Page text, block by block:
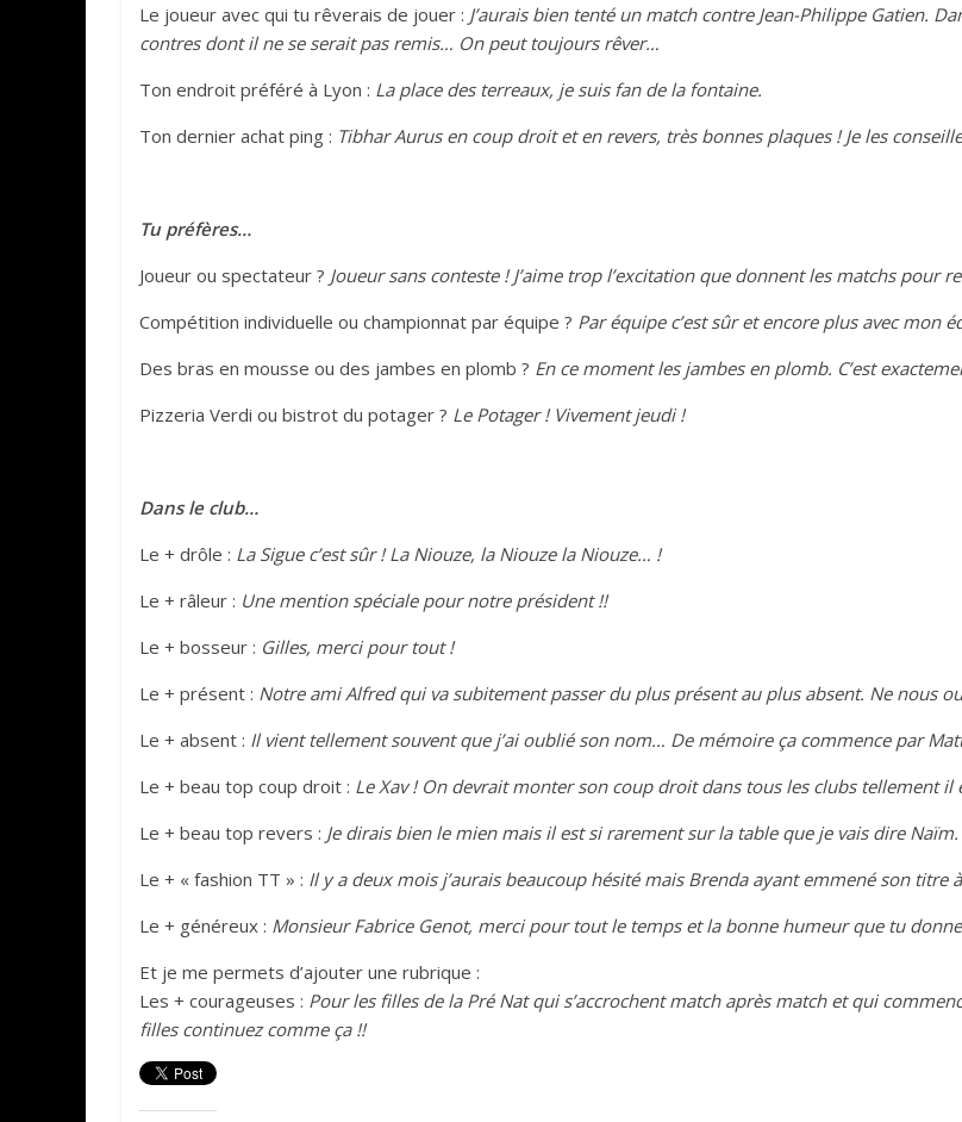
Le joueur avec qui tu rêverais de jouer : J’aurais bien tenté un match contre Jean-Philippe Gatien.
contres dont il ne se serait pas remis… On peut toujours rêver…
Ton endroit préféré à Lyon : La place des terreaux, je suis fan de la fontaine.
Ton dernier achat ping : Tibhar Aurus en coup droit et en revers, très bonnes plaques ! Je les
Tu préfères…
Joueur ou spectateur ? Joueur sans conteste ! J’aime trop l’excitation que donnent les matchs pour
Compétition individuelle ou championnat par équipe ? Par équipe c’est sûr et encore plus avec mon
Des bras en mousse ou des jambes en plomb ? En ce moment les jambes en plomb. C’est
Pizzeria Verdi ou bistrot du potager ? Le Potager ! Vivement jeudi !
Dans le club…
Le + drôle : La Sigue c’est sûr ! La Niouze, la Niouze la Niouze… !
Le + râleur : Une mention spéciale pour notre président !!
Le + bosseur : Gilles, merci pour tout !
Le + présent : Notre ami Alfred qui va subitement passer du plus présent au plus absent. Ne nous
Le + absent : Il vient tellement souvent que j’ai oublié son nom… De mémoire ça commence par
Le + beau top coup droit : Le Xav ! On devrait monter son coup droit dans tous les clubs tellement
Le + beau top revers : Je dirais bien le mien mais il est si rarement sur la table que je vais dire Naïm.
Le + « fashion TT » : Il y a deux mois j’aurais beaucoup hésité mais Brenda ayant emmené son titre à
Le + généreux : Monsieur Fabrice Genot, merci pour tout le temps et la bonne humeur que tu
Et je me permets d’ajouter une rubrique :
Les + courageuses : Pour les filles de la Pré Nat qui s’accrochent match après match et qui
filles continuez comme ça !!